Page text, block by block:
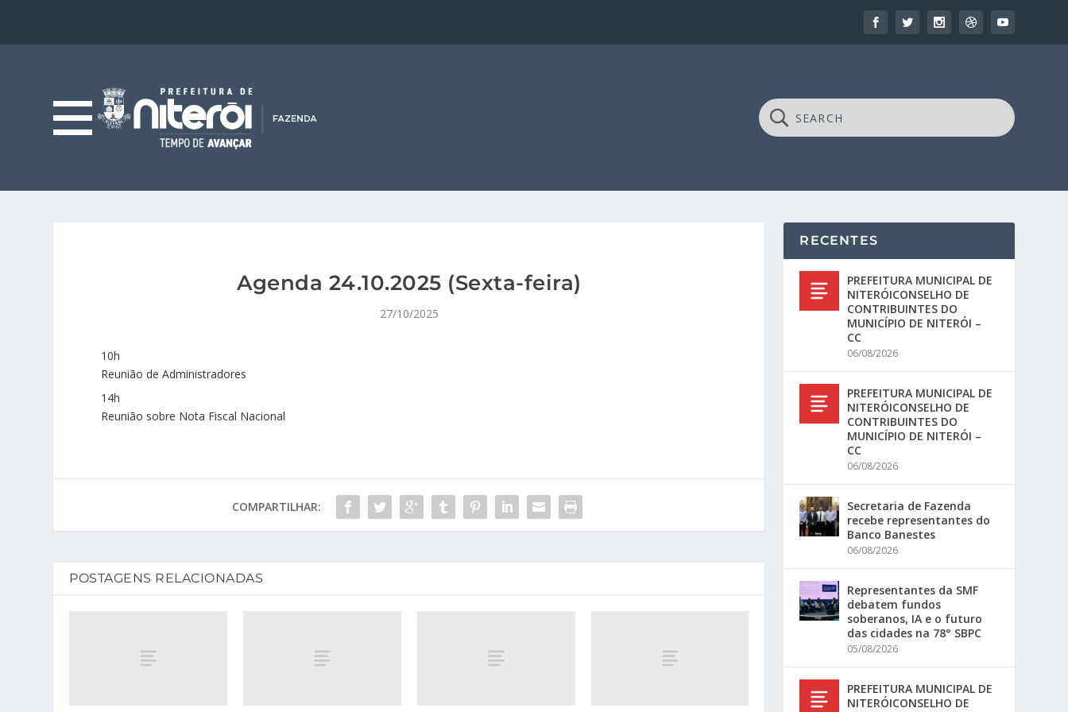
Agenda 24.10.2025 (Sexta-feira)
27/10/2025
10h
Reunião de Administradores
14h
Reunião sobre Nota Fiscal Nacional
COMPARTILHAR:
POSTAGENS RELACIONADAS
RECENTES
PREFEITURA MUNICIPAL DE
NITERÓICONSELHO DE
CONTRIBUINTES DO
MUNICÍPIO DE NITERÓI –
CC
06/08/2026
PREFEITURA MUNICIPAL DE
NITERÓICONSELHO DE
CONTRIBUINTES DO
MUNICÍPIO DE NITERÓI –
CC
06/08/2026
Secretaria de Fazenda
recebe representantes do
Banco Banestes
06/08/2026
Representantes da SMF
debatem fundos
soberanos, IA e o futuro
das cidades na 78° SBPC
05/08/2026
PREFEITURA MUNICIPAL DE
NITERÓICONSELHO DE